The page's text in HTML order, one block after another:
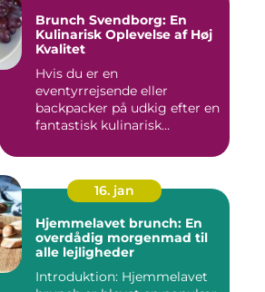
Brunch Svendborg: En
Kulinarisk Oplevelse af Høj
Kvalitet
Hvis du er en
eventyrrejsende eller
backpacker på udkig efter en
fantastisk kulinarisk
16. jan
Hjemmelavet brunch: En
overdådig morgenmad til
alle lejligheder
Introduktion: Hjemmelavet